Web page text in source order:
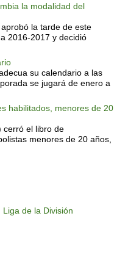
la modalidad del
la tarde de este
2016-2017 y decidió
su calendario a las
se jugará de enero a
habilitados, menores de 20
cerró el libro de
menores de 20 años,
de la División